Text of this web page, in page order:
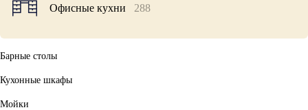
Офисные кухни 288
Барные столы
Кухонные шкафы
Мойки